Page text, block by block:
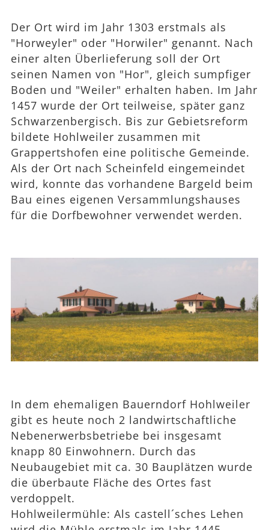
Der Ort wird im Jahr 1303 erstmals als
"Horweyler" oder "Horwiler" genannt. Nach
einer alten Überlieferung soll der Ort
seinen Namen von "Hor", gleich sumpfiger
Boden und "Weiler" erhalten haben. Im Jahr
1457 wurde der Ort teilweise, später ganz
Schwarzenbergisch. Bis zur Gebietsreform
bildete Hohlweiler zusammen mit
Grappertshofen eine politische Gemeinde.
Als der Ort nach Scheinfeld eingemeindet
wird, konnte das vorhandene Bargeld beim
Bau eines eigenen Versammlungshauses
für die Dorfbewohner verwendet werden.
In dem ehemaligen Bauerndorf Hohlweiler
gibt es heute noch 2 landwirtschaftliche
Nebenerwerbsbetriebe bei insgesamt
knapp 80 Einwohnern. Durch das
Neubaugebiet mit ca. 30 Bauplätzen wurde
die überbaute Fläche des Ortes fast
verdoppelt.
Hohlweilermühle: Als castell´sches Lehen